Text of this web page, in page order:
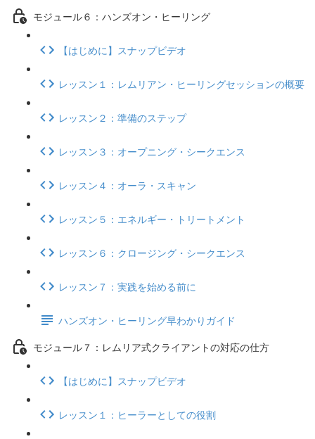
モジュール６：ハンズオン・ヒーリング
【はじめに】スナップビデオ
レッスン１：レムリアン・ヒーリングセッションの概要
レッスン２：準備のステップ
レッスン３：オープニング・シークエンス
レッスン４：オーラ・スキャン
レッスン５：エネルギー・トリートメント
レッスン６：クロージング・シークエンス
レッスン７：実践を始める前に
ハンズオン・ヒーリング早わかりガイド
モジュール７：レムリア式クライアントの対応の仕方
【はじめに】スナップビデオ
レッスン１：ヒーラーとしての役割